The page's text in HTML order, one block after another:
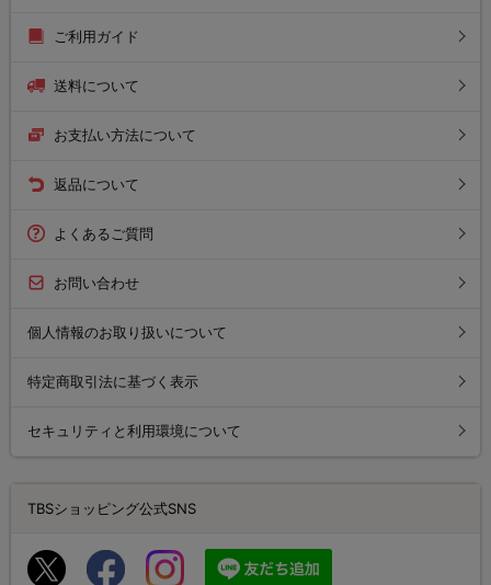
ご利用ガイド
送料について
お支払い方法について
返品について
よくあるご質問
お問い合わせ
個人情報のお取り扱いについて
特定商取引法に基づく表示
セキュリティと利用環境について
TBSショッピング公式SNS